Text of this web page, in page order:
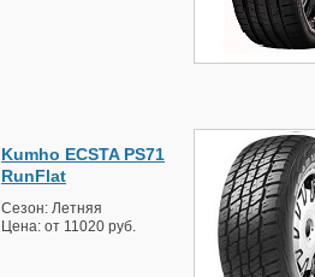
Kumho ECSTA PS71
RunFlat
Сезон: Летняя
Цена: от 11020 руб.